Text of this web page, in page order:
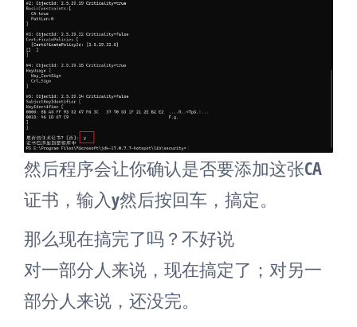
然后程序会让你确认是否要添加这张CA
证书，输入y然后按回车，搞定。
那么现在搞完了吗？不好说
对一部分人来说，现在搞定了；对另一
部分人来说，还没完。